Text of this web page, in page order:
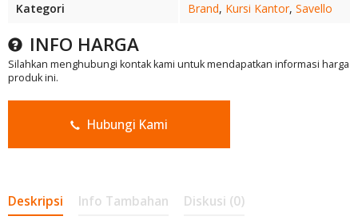
Kategori
Brand, Kursi Kantor, Savello
INFO HARGA
Silahkan menghubungi kontak kami untuk mendapatkan informasi harga
produk ini.
Hubungi Kami
Deskripsi Info Tambahan Diskusi (0)